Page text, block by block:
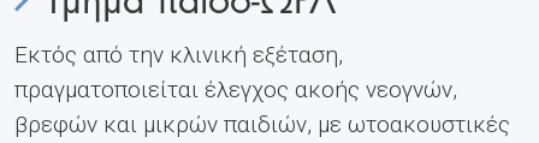
Εκτός από την κλινική εξέταση,
πραγματοποιείται έλεγχος ακοής νεογνών,
βρεφών και μικρών παιδιών, με ωτοακουστικές